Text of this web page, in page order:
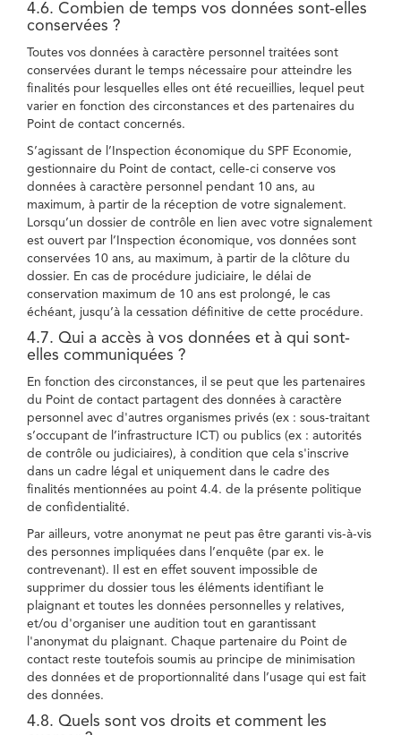
4.6. Combien de temps vos données sont-elles
conservées ?
Toutes vos données à caractère personnel traitées sont
conservées durant le temps nécessaire pour atteindre les
finalités pour lesquelles elles ont été recueillies, lequel peut
varier en fonction des circonstances et des partenaires du
Point de contact concernés.
S’agissant de l’Inspection économique du SPF Economie,
gestionnaire du Point de contact, celle-ci conserve vos
données à caractère personnel pendant 10 ans, au
maximum, à partir de la réception de votre signalement.
Lorsqu’un dossier de contrôle en lien avec votre signalement
est ouvert par l’Inspection économique, vos données sont
conservées 10 ans, au maximum, à partir de la clôture du
dossier. En cas de procédure judiciaire, le délai de
conservation maximum de 10 ans est prolongé, le cas
échéant, jusqu’à la cessation définitive de cette procédure.
4.7. Qui a accès à vos données et à qui sont-
elles communiquées ?
En fonction des circonstances, il se peut que les partenaires
du Point de contact partagent des données à caractère
personnel avec d'autres organismes privés (ex : sous-traitant
s’occupant de l’infrastructure ICT) ou publics (ex : autorités
de contrôle ou judiciaires), à condition que cela s'inscrive
dans un cadre légal et uniquement dans le cadre des
finalités mentionnées au point 4.4. de la présente politique
de confidentialité.
Par ailleurs, votre anonymat ne peut pas être garanti vis-à-vis
des personnes impliquées dans l’enquête (par ex. le
contrevenant). Il est en effet souvent impossible de
supprimer du dossier tous les éléments identifiant le
plaignant et toutes les données personnelles y relatives,
et/ou d'organiser une audition tout en garantissant
l'anonymat du plaignant. Chaque partenaire du Point de
contact reste toutefois soumis au principe de minimisation
des données et de proportionnalité dans l’usage qui est fait
des données.
4.8. Quels sont vos droits et comment les